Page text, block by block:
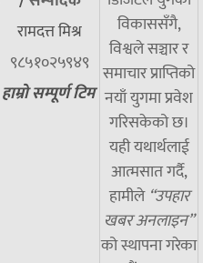
रामदत्त मिश्र
९८५१०२५९४९
हाम्रो सम्पूर्ण टिम
विकाससँगै,
विश्वले सञ्चार र
समाचार प्राप्तिको
नयाँ युगमा प्रवेश
गरिसकेको छ।
यही यथार्थलाई
आत्मसात गर्दै,
हामीले “उपहार
खबर अनलाइन”
को स्थापना गरेका